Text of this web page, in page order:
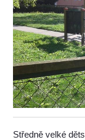
Středně velké